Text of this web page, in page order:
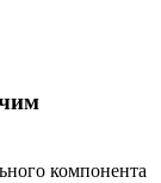
компонента